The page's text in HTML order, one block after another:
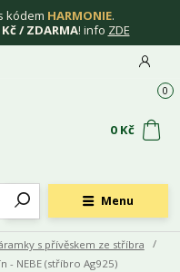
kódem HARMONIE.
/ ZDARMA! info ZDE
Menu
0
0 Kč
s přívěskem ze stříbra
- NEBE (stříbro Ag925)